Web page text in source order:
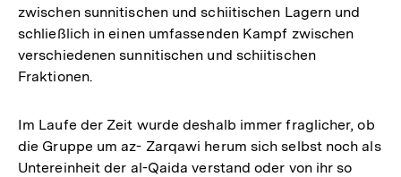
zwischen sunnitischen und schiitischen Lagern und
schließlich in einen umfassenden Kampf zwischen
verschiedenen sunnitischen und schiitischen
Fraktionen.
Im Laufe der Zeit wurde deshalb immer fraglicher, ob
die Gruppe um az- Zarqawi herum sich selbst noch als
Untereinheit der al-Qaida verstand oder von ihr so